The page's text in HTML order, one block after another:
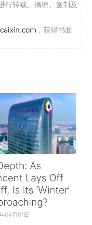
行转载、摘编、复制及
，获得书面
As
Lays Off
Is Its ‘Winter’
04月01日